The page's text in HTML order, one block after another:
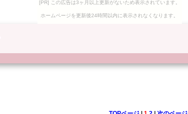
[PR] この広告は3ヶ月以上更新がないため表示されています。
ホームページを更新後24時間以内に表示されなくなります。